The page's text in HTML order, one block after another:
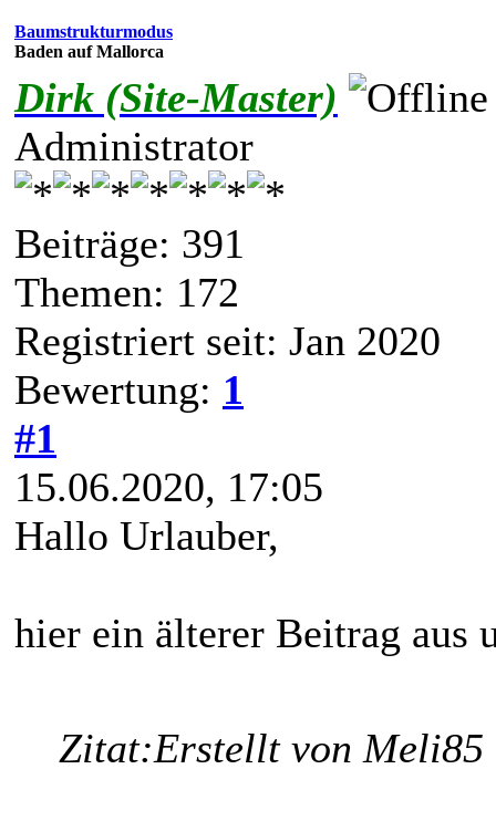
Baumstrukturmodus
Baden auf Mallorca
Dirk (Site-Master)
Administrator
Beiträge: 391
Themen: 172
Registriert seit: Jan 2020
Bewertung: 1
#1
15.06.2020, 17:05
Hallo Urlauber,
hier ein älterer Beitrag aus
Zitat:Erstellt von Meli85